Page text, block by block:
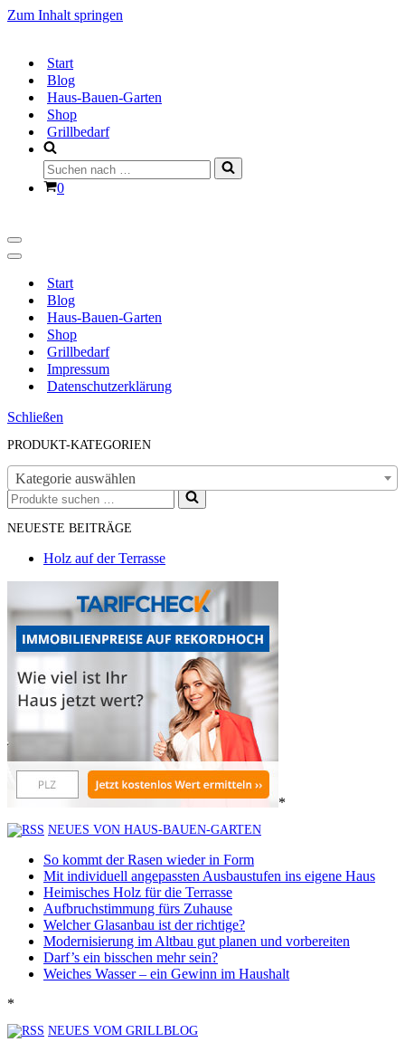
Zum Inhalt springen
Start
Blog
Haus-Bauen-Garten
Shop
Grillbedarf
Suchen
nach …
Warenkorb
0
Navigationsmenü
Navigationsmenü
Start
Blog
Haus-Bauen-Garten
Shop
Grillbedarf
Impressum
Datenschutzerklärung
Schließen
PRODUKT-KATEGORIEN
Kategorie auswählen
Suchen
nach …
NEUESTE BEITRÄGE
Holz auf der Terrasse
*
NEUES VON HAUS-BAUEN-GARTEN
So kommt der Rasen wieder in Form
Mit individuell angepassten Ausbaustufen ins eigene Haus
Heimisches Holz für die Terrasse
Aufbruchstimmung fürs Zuhause
Welcher Glasanbau ist der richtige?
Modernisierung im Altbau gut planen und vorbereiten
Darf’s ein bisschen mehr sein?
Weiches Wasser – ein Gewinn im Haushalt
*
NEUES VOM GRILLBLOG